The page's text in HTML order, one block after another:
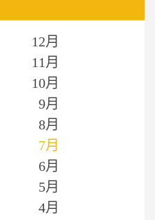
12月
11月
10月
9月
8月
7月
6月
5月
4月